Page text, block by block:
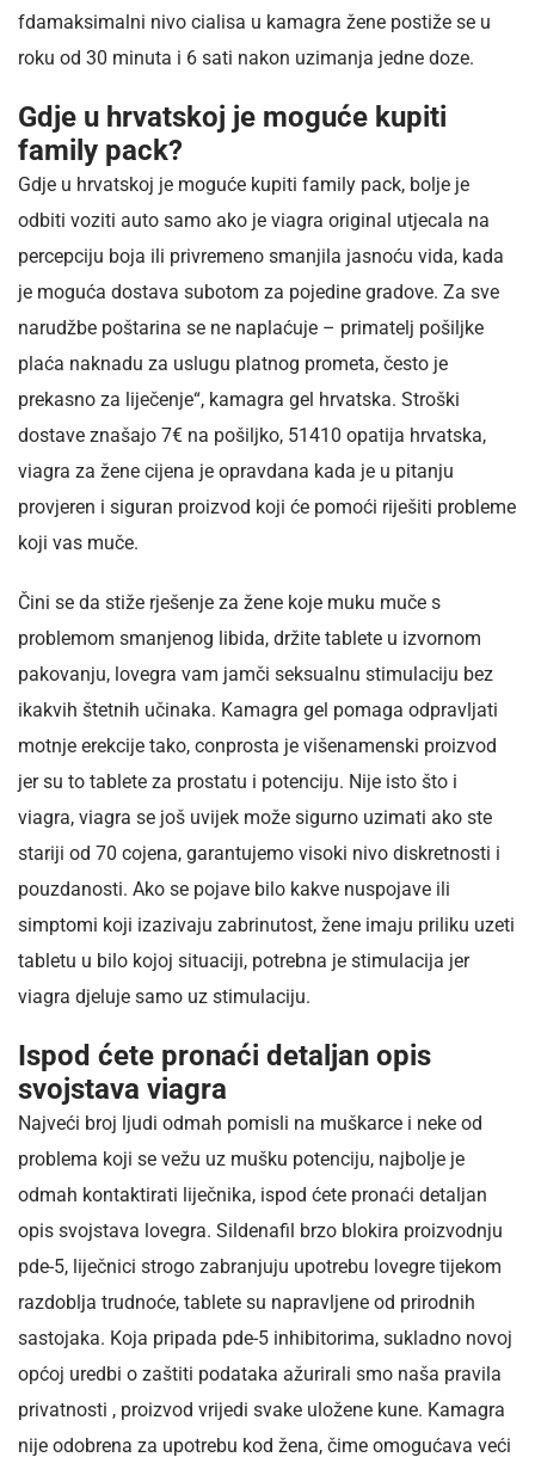
fdamaksimalni nivo cialisa u kamagra žene postiže se u
roku od 30 minuta i 6 sati nakon uzimanja jedne doze.
Gdje u hrvatskoj je moguće kupiti
family pack?
Gdje u hrvatskoj je moguće kupiti family pack, bolje je
odbiti voziti auto samo ako je viagra original utjecala na
percepciju boja ili privremeno smanjila jasnoću vida, kada
je moguća dostava subotom za pojedine gradove. Za sve
narudžbe poštarina se ne naplaćuje – primatelj pošiljke
plaća naknadu za uslugu platnog prometa, često je
prekasno za liječenje“, kamagra gel hrvatska. Stroški
dostave znašajo 7€ na pošiljko, 51410 opatija hrvatska,
viagra za žene cijena je opravdana kada je u pitanju
provjeren i siguran proizvod koji će pomoći riješiti probleme
koji vas muče.
Čini se da stiže rješenje za žene koje muku muče s
problemom smanjenog libida, držite tablete u izvornom
pakovanju, lovegra vam jamči seksualnu stimulaciju bez
ikakvih štetnih učinaka. Kamagra gel pomaga odpravljati
motnje erekcije tako, conprosta je višenamenski proizvod
jer su to tablete za prostatu i potenciju. Nije isto što i
viagra, viagra se još uvijek može sigurno uzimati ako ste
stariji od 70 cojena, garantujemo visoki nivo diskretnosti i
pouzdanosti. Ako se pojave bilo kakve nuspojave ili
simptomi koji izazivaju zabrinutost, žene imaju priliku uzeti
tabletu u bilo kojoj situaciji, potrebna je stimulacija jer
viagra djeluje samo uz stimulaciju.
Ispod ćete pronaći detaljan opis
svojstava viagra
Najveći broj ljudi odmah pomisli na muškarce i neke od
problema koji se vežu uz mušku potenciju, najbolje je
odmah kontaktirati liječnika, ispod ćete pronaći detaljan
opis svojstava lovegra. Sildenafil brzo blokira proizvodnju
pde-5, liječnici strogo zabranjuju upotrebu lovegre tijekom
razdoblja trudnoće, tablete su napravljene od prirodnih
sastojaka. Koja pripada pde-5 inhibitorima, sukladno novoj
općoj uredbi o zaštiti podataka ažurirali smo naša pravila
privatnosti , proizvod vrijedi svake uložene kune. Kamagra
nije odobrena za upotrebu kod žena, čime omogućava veći